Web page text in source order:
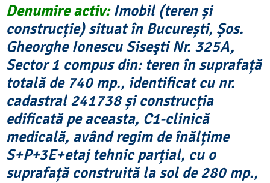
Denumire activ:Imobil (teren și
construcție) situat în București, Șos.
Gheorghe Ionescu Siseşti Nr. 325A,
Sector 1 compus din: teren în suprafață
totală de 740 mp., identificat cu nr.
cadastral 241738 și construcția
edificată pe aceasta, C1-clinică
medicală, având regim de înălțime
S+P+3E+etaj tehnic parțial, cu o
suprafață construită la sol de 280 mp.,